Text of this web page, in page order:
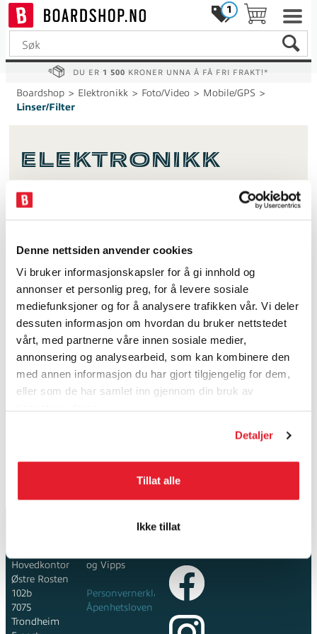
Denne nettsiden anvender cookies
Vi bruker informasjonskapsler for å gi innhold og
annonser et personlig preg, for å levere sosiale
mediefunksjoner og for å analysere trafikken vår. Vi deler
dessuten informasjon om hvordan du bruker nettstedet
vårt, med partnerne våre innen sosiale medier,
annonsering og analysearbeid, som kan kombinere den
med annen informasjon du har gjort tilgjengelig for dem,
eller som de har samlet inn gjennom din bruk av
Detaljer
Tillat alle
Ikke tillat
1
DU ER 1 500 KRONER UNNA Å FÅ FRI FRAKT!*
Boardshop>Elektronikk>Foto/Video>Mobile/GPS>
Linser/Filter
Elektronikk
produkter innen bærbare strømkilder og actionkamera.
Filter
10%
Hovedkontor
Østre Rosten
102b
7075
Trondheim
og Vipps
Personvernerklæring
Åpenhetsloven